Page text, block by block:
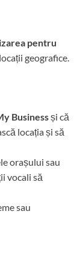
pentru
geografice.
Businessși că
locația și să
orașului sau
vocali să
sau